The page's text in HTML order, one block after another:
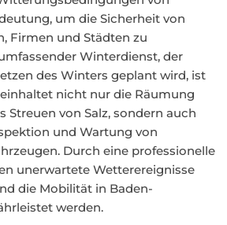
um die Sicherheit von
Firmen und Städten zu
Winterdienst, der
des Winters geplant wird, ist
nicht nur die Räumung
Streuen von Salz, sondern auch
und Wartung von
Durch eine professionelle
unerwartete Wetterereignisse
die Mobilität in Baden-
werden.